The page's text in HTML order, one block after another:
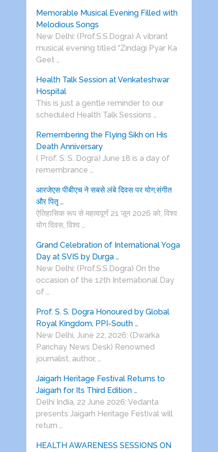
Memorable Musical Evening Filled with
Melodious Songs
New Delhi: (Prof.S.S.Dogra) A vibrant
musical evening titled “Zindagi Pyar Ka
Geet …
Health Talk Session at Venkateshwar
Hospital
This is just a gentle reminder to our
scheduled Health Talk Sessions …
Remembering the Flying Sikh on His
Death Anniversary
( Prof. S. S. Dogra) June 18 is a day of
remembrance …
आरजेएस पीबीएच ने सबसे लंबे दिवस पर योग,संगीत
और पितृ …
ऐतिहासिक रूप से महत्वपूर्ण 21 जून 2026 को, विश्व
योग दिवस, विश्व …
Grand Celebration of International Yoga
Day at SVIS by Durga …
New Delhi: (Prof.S.S.Dogra) On the
occasion of the 12th International Day
of …
Prof. S. S. Dogra Honoured by Global
Royal Kingdom, PPI-South …
New Delhi, June 22, 2026: (Dwarka
Parichay News Desk) Renowned
journalist, author, …
Jaigarh Heritage Festival Returns to
Jaigarh for Its Third Edition …
Delhi India, 22 June 2026: Vedanta
presents Jaigarh Heritage Festival will
return …
HEALTH AWARENESS SESSIONS ON